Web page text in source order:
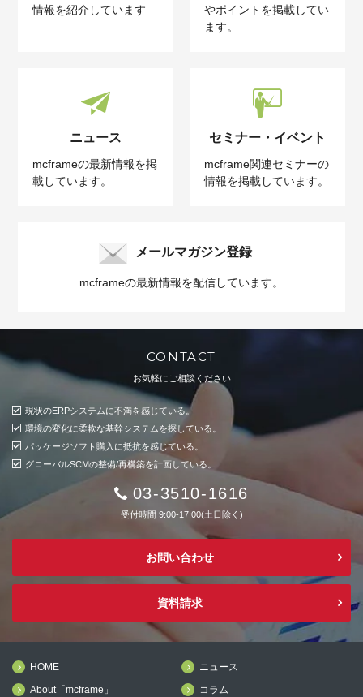
情報を紹介しています
やポイントを掲載してい
ます。
ニュース
mcframeの最新情報を掲
載しています。
セミナー・イベント
mcframe関連セミナーの
情報を掲載しています。
メールマガジン登録
mcframeの最新情報を配信しています。
CONTACT
お気軽にご相談ください
現状のERPシステムに不満を感じている。
環境の変化に柔軟な基幹システムを探している。
パッケージソフト購入に抵抗を感じている。
グローバルSCMの整備/再構築を計画している。
03-3510-1616
受付時間 9:00-17:00(土日除く)
お問い合わせ
資料請求
HOME
ニュース
About「mcframe」
コラム